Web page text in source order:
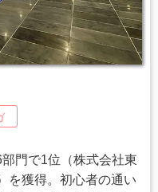
門で1位（株式会社東
を獲得。初心者の通い